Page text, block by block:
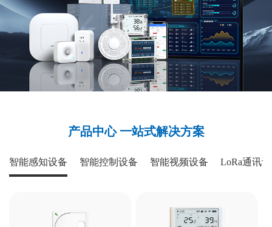
产品中心 一站式解决方案
智能感知设备 智能控制设备 智能视频设备 LoRa通讯